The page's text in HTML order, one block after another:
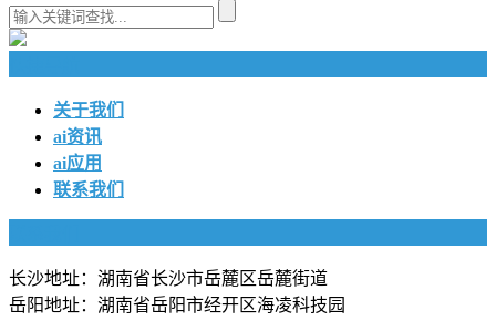
关于我们
ai资讯
ai应用
联系我们
长沙地址：湖南省长沙市岳麓区岳麓街道
岳阳地址：湖南省岳阳市经开区海凌科技园